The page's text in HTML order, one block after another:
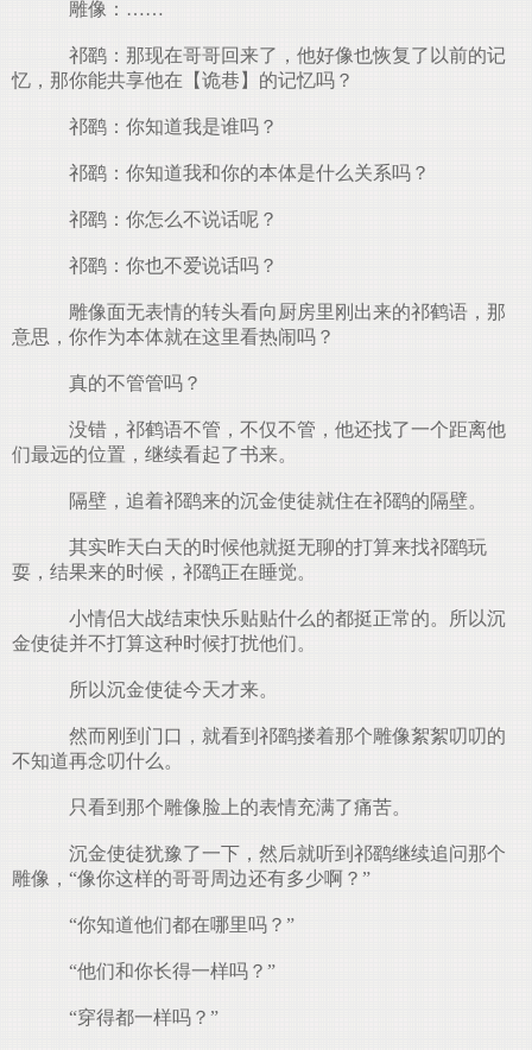
雕像：……
祁鹞：那现在哥哥回来了，他好像也恢复了以前的记
忆，那你能共享他在【诡巷】的记忆吗？
祁鹞：你知道我是谁吗？
祁鹞：你知道我和你的本体是什么关系吗？
祁鹞：你怎么不说话呢？
祁鹞：你也不爱说话吗？
雕像面无表情的转头看向厨房里刚出来的祁鹤语，那
意思，你作为本体就在这里看热闹吗？
真的不管管吗？
没错，祁鹤语不管，不仅不管，他还找了一个距离他
们最远的位置，继续看起了书来。
隔壁，追着祁鹞来的沉金使徒就住在祁鹞的隔壁。
其实昨天白天的时候他就挺无聊的打算来找祁鹞玩
耍，结果来的时候，祁鹞正在睡觉。
小情侣大战结束快乐贴贴什么的都挺正常的。所以沉
金使徒并不打算这种时候打扰他们。
所以沉金使徒今天才来。
然而刚到门口，就看到祁鹞搂着那个雕像絮絮叨叨的
不知道再念叨什么。
只看到那个雕像脸上的表情充满了痛苦。
沉金使徒犹豫了一下，然后就听到祁鹞继续追问那个
雕像，“像你这样的哥哥周边还有多少啊？”
“你知道他们都在哪里吗？”
“他们和你长得一样吗？”
“穿得都一样吗？”